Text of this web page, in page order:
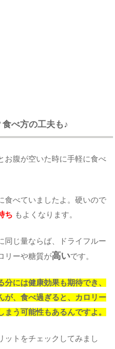
べ方の工夫も♪
お腹が空いた時に手軽に食べ
食べていましたよ。硬いので
ち もよくなります。
同じ量ならば、ドライフルー
リーや糖質が高いです。
分には健康効果も期待でき、
が、食べ過ぎると、カロリー
う可能性もあるんですよ。
ットをチェックしてみまし